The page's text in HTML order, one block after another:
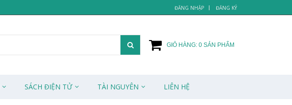
ĐĂNG NHẬP ĐĂNG KÝ
GIỎ HÀNG: 0 SẢN PHẨM
SÁCH ĐIỆN TỬ TÀI NGUYÊN LIÊN HỆ